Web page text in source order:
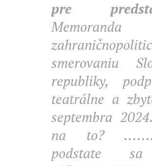
pre
smerovaniu
republiky,
teatrálne a
septembra
na to?
podstate